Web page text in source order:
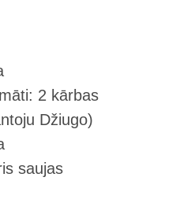
2 kārbas
Džiugo)
saujas